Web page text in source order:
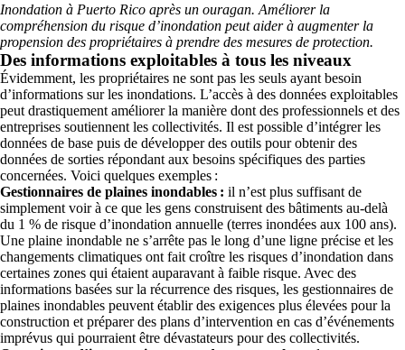
Inondation à Puerto Rico après un ouragan. Améliorer la
compréhension du risque d’inondation peut aider à augmenter la
propension des propriétaires à prendre des mesures de protection.
Des informations exploitables à tous les niveaux
Évidemment, les propriétaires ne sont pas les seuls ayant besoin
d’informations sur les inondations. L’accès à des données exploitables
peut drastiquement améliorer la manière dont des professionnels et des
entreprises soutiennent les collectivités. Il est possible d’intégrer les
données de base puis de développer des outils pour obtenir des
données de sorties répondant aux besoins spécifiques des parties
concernées. Voici quelques exemples :
Gestionnaires de plaines inondables : il n’est plus suffisant de
simplement voir à ce que les gens construisent des bâtiments au-delà
du 1 % de risque d’inondation annuelle (terres inondées aux 100 ans).
Une plaine inondable ne s’arrête pas le long d’une ligne précise et les
changements climatiques ont fait croître les risques d’inondation dans
certaines zones qui étaient auparavant à faible risque. Avec des
informations basées sur la récurrence des risques, les gestionnaires de
plaines inondables peuvent établir des exigences plus élevées pour la
construction et préparer des plans d’intervention en cas d’événements
imprévus qui pourraient être dévastateurs pour des collectivités.